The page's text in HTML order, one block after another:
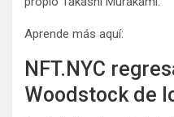
Aprende más aquí:
NFT.NYC
Woodstock de